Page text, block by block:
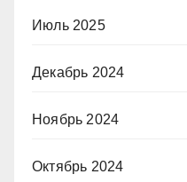
Июль 2025
Декабрь 2024
Ноябрь 2024
Октябрь 2024